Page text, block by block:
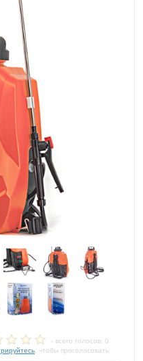
- всего голосов: 0
, чтобы проголосовать